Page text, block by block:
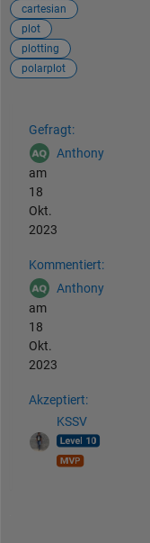
cartesian
plot
plotting
polarplot
Gefragt:
Anthony
am
18
Okt.
2023
Kommentiert:
Anthony
am
18
Okt.
2023
Akzeptiert:
KSSV